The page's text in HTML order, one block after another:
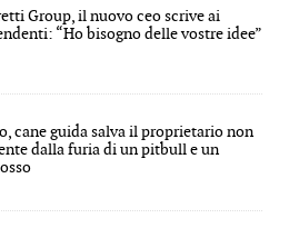
Group, il nuovo ceo scrive ai
“Ho bisogno delle vostre idee”
cane guida salva il proprietario non
dalla furia di un pitbull e un